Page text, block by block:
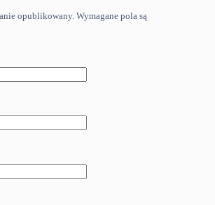
opublikowany. Wymagane pola są